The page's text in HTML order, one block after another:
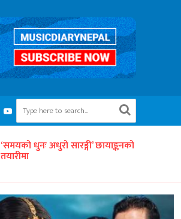
इनास मेरिल्यान्डद्वारा आयोजित ‘दोस्रो
किड्स ट्यालेन्ट शो २०२६’ भव्य रूपमा
सम्पन्न